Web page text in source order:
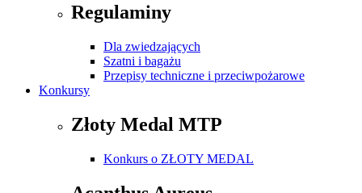
Regulaminy
Dla zwiedzających
Szatni i bagażu
Przepisy techniczne i przeciwpożarowe
Konkursy
Złoty Medal MTP
Konkurs o ZŁOTY MEDAL